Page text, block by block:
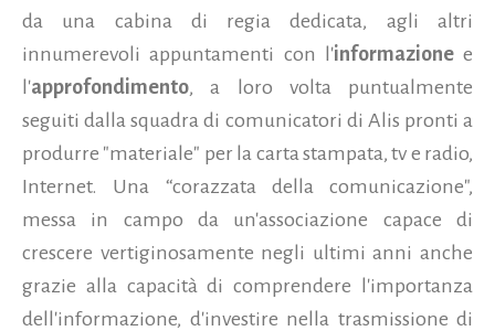
da una cabina di regia dedicata, agli altri
innumerevoli appuntamenti con l'informazionee
l'approfondimento, a loro volta puntualmente
seguiti dalla squadra di comunicatori di Alis pronti a
produrre "materiale" per la carta stampata, tv e radio,
Internet. Una “corazzata della comunicazione",
messa in campo da un'associazione capace di
crescere vertiginosamente negli ultimi anni anche
grazie alla capacità di comprendere l'importanza
dell'informazione, d'investire nella trasmissione di